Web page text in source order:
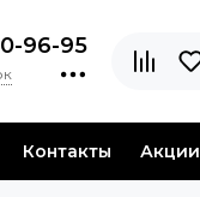
96-95
Контакты Акции